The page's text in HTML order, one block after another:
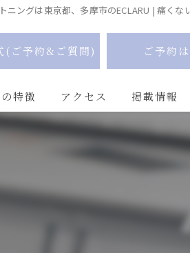
ニングは東京都、多摩市のECLARU | 痛くな
ご予約&ご質問) ご予約
特徴 アクセス 掲載情報